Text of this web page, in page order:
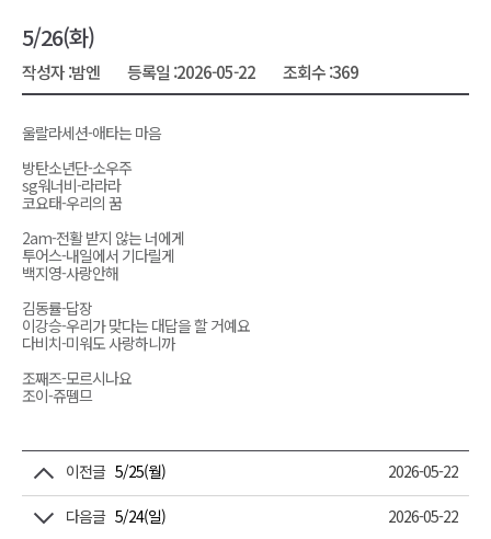
5/26(화)
작성자 :밤엔 등록일 :2026-05-22 조회수 :369
울랄라세션-애타는 마음
방탄소년단-소우주
sg워너비-라라라
코요태-우리의 꿈
2am-전활 받지 않는 너에게
투어스-내일에서 기다릴게
백지영-사랑안해
김동률-답장
이강승-우리가 맞다는 대답을 할 거예요
다비치-미워도 사랑하니까
조째즈-모르시나요
조이-쥬뗌므
이전글 5/25(월) 2026-05-22
다음글 5/24(일) 2026-05-22